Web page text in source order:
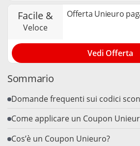
facile &
veloce
Offerta Unieuro
Vedi Offerta
Sommario
Domande frequenti sui codici
Come applicare un Coupon
Cos’è un Coupon Unieuro?